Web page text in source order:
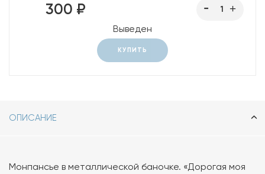
300 ₽
Выведен
КУПИТЬ
ОПИСАНИЕ
Монпансье в металлической баночке. «Дорогая моя